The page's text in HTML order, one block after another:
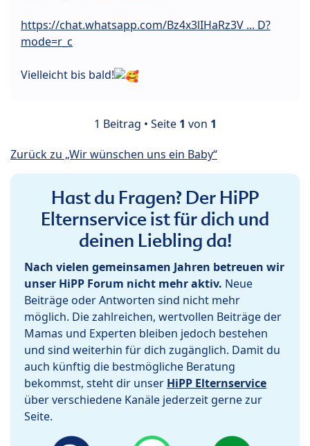
https://chat.whatsapp.com/Bz4x3lIHaRz3V ... D?
mode=r_c
Vielleicht bis bald!
1 Beitrag • Seite 1 von 1
Zurück zu „Wir wünschen uns ein Baby“
Hast du Fragen? Der HiPP
Elternservice ist für dich und
deinen Liebling da!
Nach vielen gemeinsamen Jahren betreuen wir
unser HiPP Forum nicht mehr aktiv. Neue
Beiträge oder Antworten sind nicht mehr
möglich. Die zahlreichen, wertvollen Beiträge der
Mamas und Experten bleiben jedoch bestehen
und sind weiterhin für dich zugänglich. Damit du
auch künftig die bestmögliche Beratung
bekommst, steht dir unser HiPP Elternservice
über verschiedene Kanäle jederzeit gerne zur
Seite.